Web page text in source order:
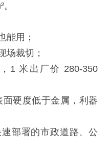
能用；
场裁切；
1 米出厂价 280-350
硬度低于金属，利器
部署的市政道路、公